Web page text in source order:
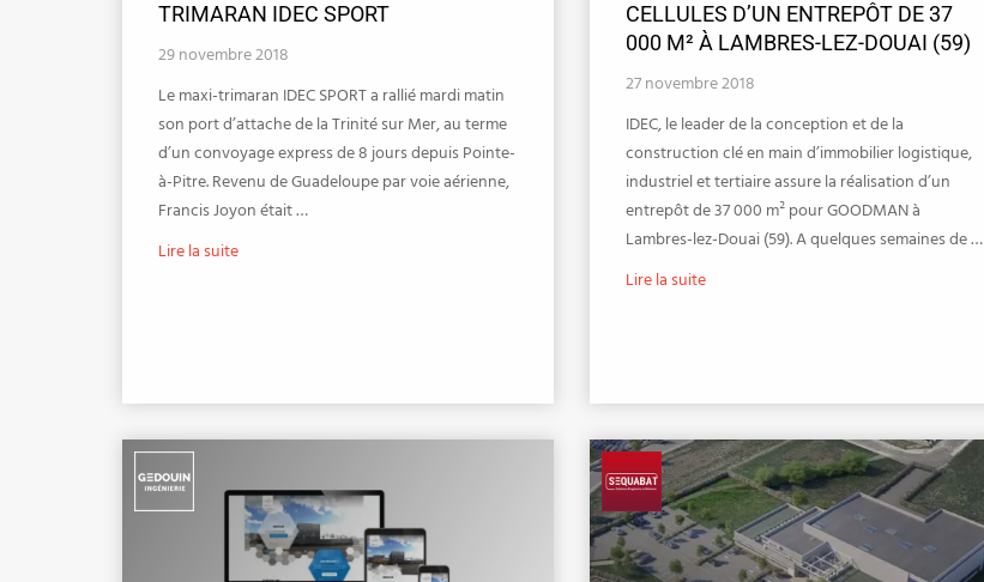
TRIMARAN IDEC SPORT
29 novembre 2018
Le maxi-trimaran IDEC SPORT a rallié mardi matin
son port d’attache de la Trinité sur Mer, au terme
d’un convoyage express de 8 jours depuis Pointe-
à-Pitre. Revenu de Guadeloupe par voie aérienne,
Francis Joyon était …
Lire la suite
CELLULES D’UN ENTREPÔT DE 37
000 M² À LAMBRES-LEZ-DOUAI (59)
27 novembre 2018
IDEC, le leader de la conception et de la
construction clé en main d’immobilier logistique,
industriel et tertiaire assure la réalisation d’un
entrepôt de 37 000 m² pour GOODMAN à
Lambres-lez-Douai (59). A quelques semaines de …
Lire la suite